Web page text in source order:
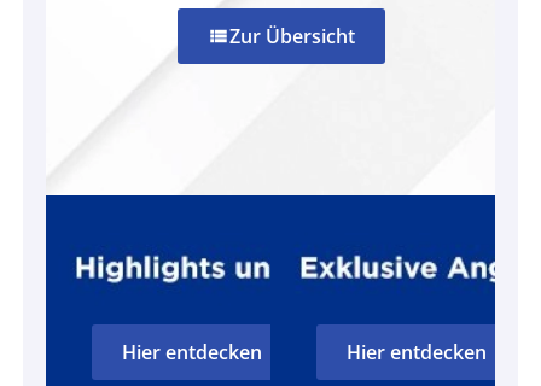
view_listZur Übersicht
Hier entdecken Hier entdecken